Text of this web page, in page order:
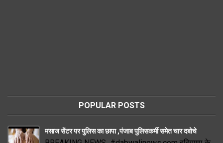
POPULAR POSTS
मसाज सेंटर पर पुलिस का छापा ,पंजाब पुलिसकर्मी समेत चार दबोचे